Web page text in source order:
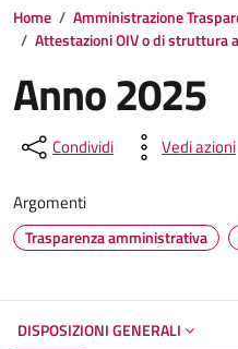
Home / Amministrazione
/ Attestazioni OIV o di struttura
Anno 2025
Condividi Vedi azioni
Argomenti
Trasparenza amministrativa
DISPOSIZIONI GENERALI